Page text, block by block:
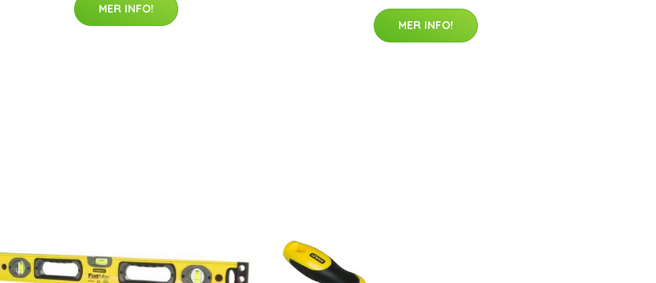
MER INFO!
MER INFO!